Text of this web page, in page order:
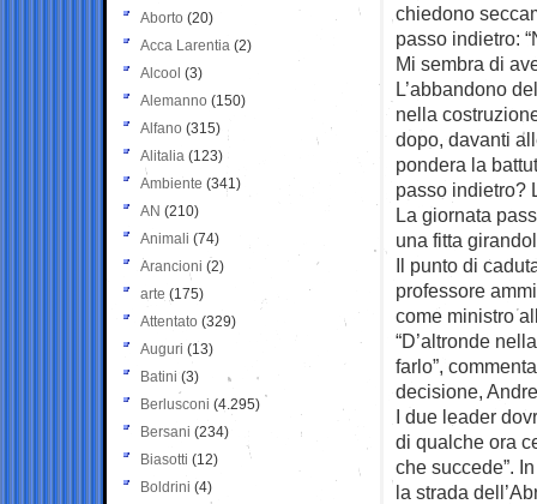
chiedono
passo indietro:
Mi sembra di
L’abbandono
nella
dopo, davanti
pondera la
passo indietro?
La giornata
una fitta
Il punto di
professore
come ministro
“D’altronde
farlo”,
decisione,
I due leader
di qualche ora
che succede”.
la strada
Aborto (20)
Acca Larentia (2)
Alcool (3)
Alemanno (150)
Alfano (315)
Alitalia (123)
Ambiente (341)
AN (210)
Animali (74)
Arancioni (2)
arte (175)
Attentato (329)
Auguri (13)
Batini (3)
Berlusconi (4.295)
Bersani (234)
Biasotti (12)
Boldrini (4)